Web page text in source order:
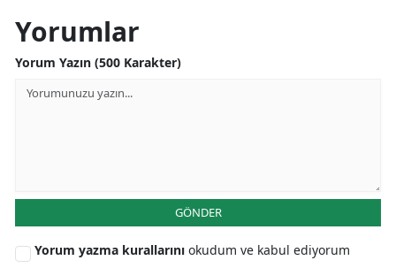
Yorumlar
Yorum Yazın (500 Karakter)
GÖNDER
Yorum yazma kurallarını okudum ve kabul ediyorum